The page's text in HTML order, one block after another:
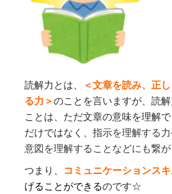
読解力とは、
＜文章を読み、正
る力＞のことを言いますが、読
ことは、ただ文章の意味を理解
だけではなく、指示を理解する
意図を理解することなどにも繋
つまり、 コミュニケーションス
げることができるのです☆